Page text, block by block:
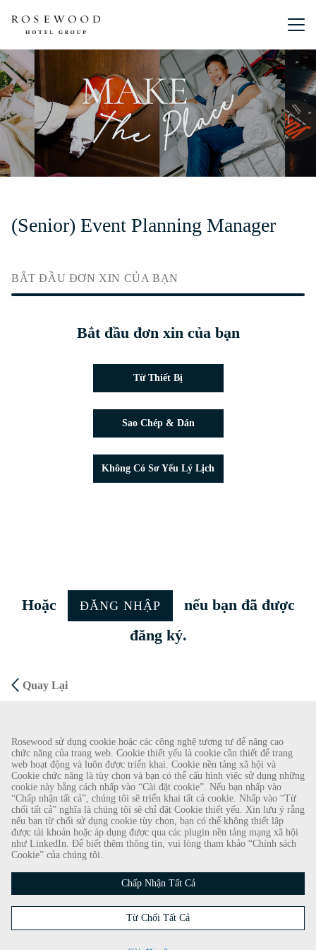
Rosewood sử dụng cookie hoặc các công nghệ tương tự để nâng cao
chức năng của trang web. Cookie thiết yếu là cookie cần thiết để trang
web hoạt động và luôn được triển khai. Cookie nền tảng xã hội và
Cookie chức năng là tùy chọn và bạn có thể cấu hình việc sử dụng những
cookie này bằng cách nhấp vào “Cài đặt cookie”. Nếu bạn nhấp vào
“Chấp nhận tất cả”, chúng tôi sẽ triển khai tất cả cookie. Nhấp vào “Từ
chối tất cả” nghĩa là chúng tôi sẽ chỉ đặt Cookie thiết yếu. Xin lưu ý rằng
nếu bạn từ chối sử dụng cookie tùy chọn, bạn có thể không thiết lập
được tài khoản hoặc áp dụng được qua các plugin nền tảng mạng xã hội
như LinkedIn. Để biết thêm thông tin, vui lòng tham khảo “Chính sách
Cookie” của chúng tôi.
Chấp Nhận Tất Cả
Từ Chối Tất Cả
Menu
(Senior) Event Planning Manager
BẮT ĐẦU ĐƠN XIN CỦA BẠN
Bắt đầu đơn xin của bạn
Từ Thiết Bị
Sao Chép & Dán
Không Có Sơ Yếu Lý Lịch
Hoặc ĐĂNG NHẬP
nếu bạn đã được
đăng ký.
Quay Lại
CẢNH BÁO GIAN LẬN
Chúng tôi đã được biết về một vụ lừa đảo gần đây, theo đó các cá nhân giả làm nhà
tuyển dụng đang cung cấp hợp đồng lao động cho Rosewood Hotel Group. Những lời
gạ gẫm này được thực hiện bởi những người sử dụng tài khoản e-mail dựa trên web có
tên Rosewood. Cá nhân được yêu cầu cung cấp bản sao giấy tờ tùy thân cá nhân của
mình và gửi tiền để hoàn tất quy trình tuyển dụng. Những lời đề nghị này là gian lận.
Rosewood Hotel Group không yêu cầu ứng viên xin việc thực hiện bất kỳ hình thức
thanh toán nào.
Bản quyền © 2026
Chính Sách Cookie |